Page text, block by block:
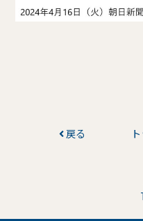
戻る ト